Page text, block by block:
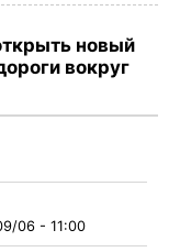
новый
вокруг
06 - 11:00